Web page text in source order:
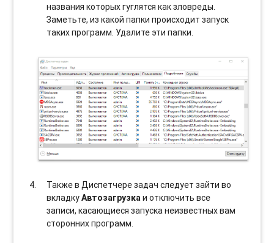
названия которых гуглятся как зловреды.
Заметьте, из какой папки происходит запуск
таких программ. Удалите эти папки.
Также в Диспетчере задач следует зайти во
вкладкуАвтозагрузкаи отключить все
записи, касающиеся запуска неизвестных вам
сторонних программ.